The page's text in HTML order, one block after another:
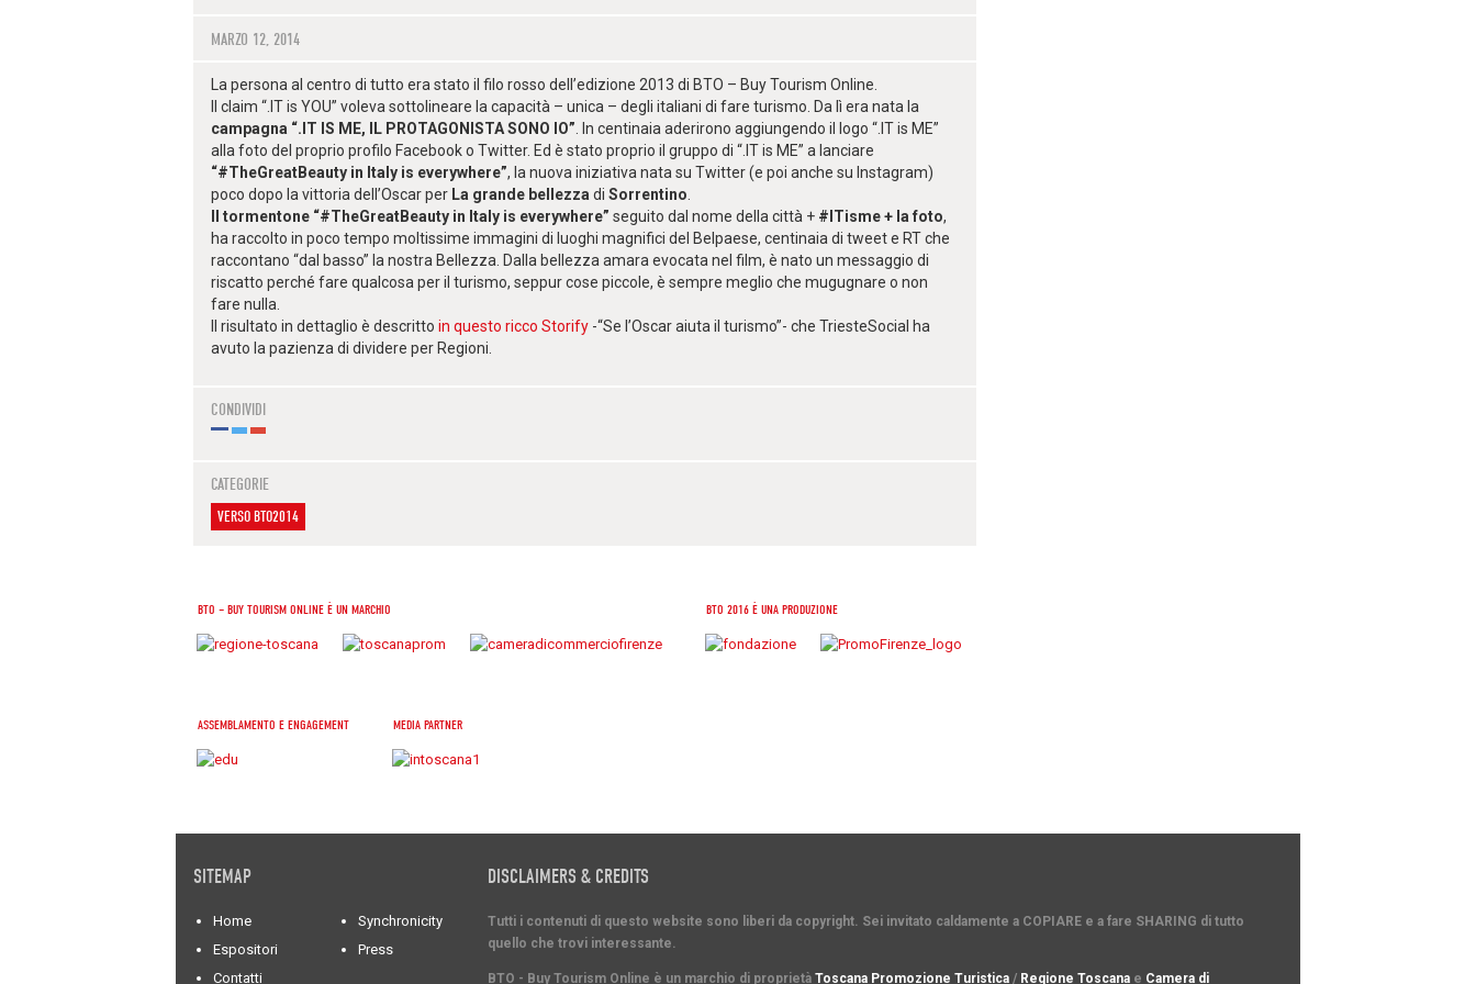
MARZO 12, 2014
La persona al centro di tutto era stato il filo rosso dell’edizione 2013 di BTO – Buy Tourism Online.
Il claim “.IT is YOU” voleva sottolineare la capacità – unica – degli italiani di fare turismo. Da lì era nata la
campagna “.IT IS ME, IL PROTAGONISTA SONO IO”. In centinaia aderirono aggiungendo il logo “.IT is ME”
alla foto del proprio profilo Facebook o Twitter. Ed è stato proprio il gruppo di “.IT is ME” a lanciare
“#TheGreatBeauty in Italy is everywhere”, la nuova iniziativa nata su Twitter (e poi anche su Instagram)
poco dopo la vittoria dell’Oscar per La grande bellezzadi Sorrentino.
Il tormentone “#TheGreatBeauty in Italy is everywhere” seguito dal nome della città + #ITisme + la foto,
ha raccolto in poco tempo moltissime immagini di luoghi magnifici del Belpaese, centinaia di tweet e RT che
raccontano “dal basso” la nostra Bellezza. Dalla bellezza amara evocata nel film, è nato un messaggio di
riscatto perché fare qualcosa per il turismo, seppur cose piccole, è sempre meglio che mugugnare o non
fare nulla.
Il risultato in dettaglio è descritto in questo ricco Storify -“Se l’Oscar aiuta il turismo”- che TriesteSocial ha
avuto la pazienza di dividere per Regioni.
CONDIVIDI
CATEGORIE
VERSO BTO2014
BTO – BUY TOURISM ONLINE È UN MARCHIO BTO 2016 È UNA PRODUZIONE
ASSEMBLAMENTO E ENGAGEMENT MEDIA PARTNER
SITEMAP
Home
Synchronicity
Espositori
Press
Contatti
DISCLAIMERS & CREDITS
Tutti i contenuti di questo website sono liberi da copyright. Sei invitato caldamente a COPIARE e a fare SHARING di tutto
quello che trovi interessante.
BTO - Buy Tourism Online è un marchio di proprietà Toscana Promozione Turistica/ Regione Toscanae Camera di